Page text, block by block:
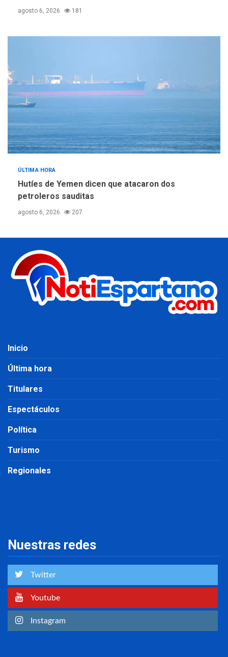
agosto 6, 2026 181
ÚLTIMA HORA
Hutíes de Yemen dicen que atacaron dos
petroleros sauditas
agosto 6, 2026 207
Inicio
Última hora
Titulares
Espectáculos
Política
Turismo
Regionales
Nuestras redes
Twitter
Youtube
Instagram